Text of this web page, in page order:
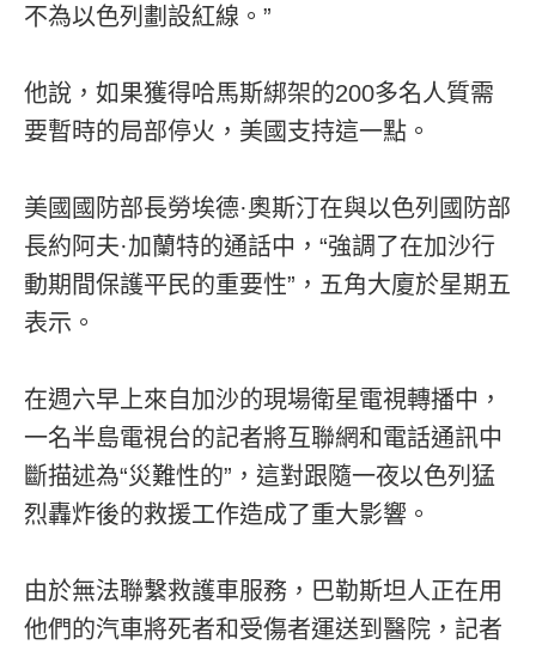
不為以色列劃設紅線。”
他說，如果獲得哈馬斯綁架的200多名人質需
要暫時的局部停火，美國支持這一點。
美國國防部長勞埃德·奧斯汀在與以色列國防部
長約阿夫·加蘭特的通話中，“強調了在加沙行
動期間保護平民的重要性”，五角大廈於星期五
表示。
在週六早上來自加沙的現場衛星電視轉播中，
一名半島電視台的記者將互聯網和電話通訊中
斷描述為“災難性的”，這對跟隨一夜以色列猛
烈轟炸後的救援工作造成了重大影響。
由於無法聯繫救護車服務，巴勒斯坦人正在用
他們的汽車將死者和受傷者運送到醫院，記者